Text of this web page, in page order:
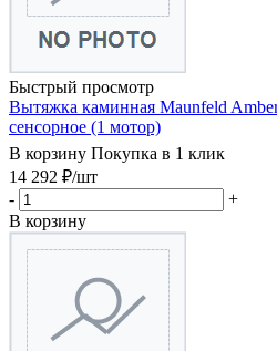
Быстрый просмотр
Вытяжка каминная Maunfeld
сенсорное (1 мотор)
В корзину Покупка в 1 клик
14 292 ₽/шт
-
+
В корзину